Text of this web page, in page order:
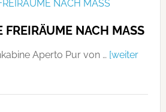
FREIRÄUME NACH MASS
Aperto Pur von … [weiter